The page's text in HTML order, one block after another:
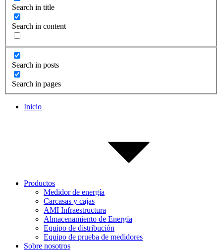
Search in title
Search in content
Search in posts
Search in pages
Inicio
Productos
Medidor de energía
Carcasas y cajas
AMI Infraestructura
Almacenamiento de Energía
Equipo de distribución
Equipo de prueba de medidores
Sobre nosotros